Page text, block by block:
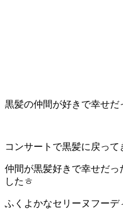
黒髪の仲間が好きで幸せだ
コンサートで黒髪に戻って
仲間が黒髪好きで幸せだっ
したㅎ
ふくよかなセリーヌフー